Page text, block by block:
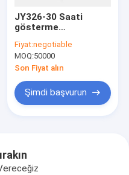
JY326-30 Saati
gösterme
dönme losyon
pompası
Fiyat:negotiable
MOQ:50000
Son Fiyat alın
Şimdi başvurun